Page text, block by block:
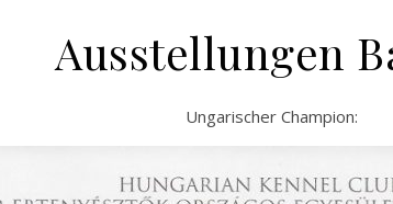
Ausstellungen
Ungarischer Champion: